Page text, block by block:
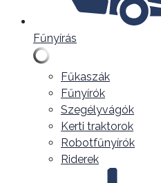
Fűnyírás
Fűkaszák
Fűnyírók
Szegélyvágók
Kerti traktorok
Robotfűnyírók
Riderek